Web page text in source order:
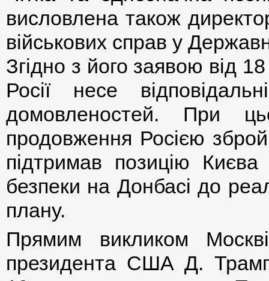
висловлена також
військових справ у
Згідно з його заявою від
Росії несе
домовленостей. При
продовження Росією
підтримав позицію Києва
безпеки на Донбасі до
плану.
Прямим викликом
президента США Д.